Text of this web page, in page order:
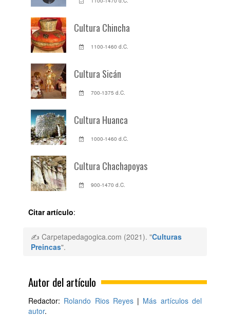
Cultura Chincha
1100-1460 d.C.
Cultura Sicán
700-1375 d.C.
Cultura Huanca
1000-1460 d.C.
Cultura Chachapoyas
900-1470 d.C.
Citar artículo:
✍ Carpetapedagogica.com (2021). "Culturas
Preincas".
Autor del artículo
Redactor: Rolando Rios Reyes| Más artículos del
autor.